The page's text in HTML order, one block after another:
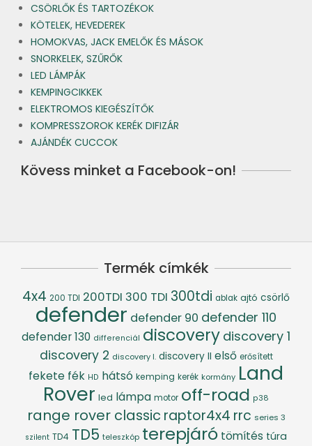
CSÖRLŐK ÉS TARTOZÉKOK
KÖTELEK, HEVEDEREK
HOMOKVAS, JACK EMELŐK ÉS MÁSOK
SNORKELEK, SZŰRŐK
LED LÁMPÁK
KEMPINGCIKKEK
ELEKTROMOS KIEGÉSZÍTŐK
KOMPRESSZOROK KERÉK DIFIZÁR
AJÁNDÉK CUCCOK
Kövess minket a Facebook-on!
Termék címkék
4x4 200 TDI 200TDI 300 TDI 300tdi ablak ajtó csörlő
defender defender 90 defender 110
defender 130 differenciál discovery discovery 1
discovery 2 discovery I. discovery II első erősített
fekete fék HD hátsó kemping kerék kormány Land
Rover led lámpa motor off-road p38
range rover classic raptor4x4 rrc series 3
szilent TD4 TD5 teleszkóp terepjáró tömítés túra